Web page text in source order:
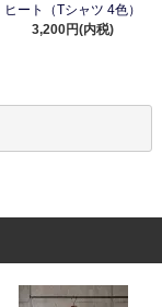
ヒート（Tシャツ 4色）
3,200円(内税)